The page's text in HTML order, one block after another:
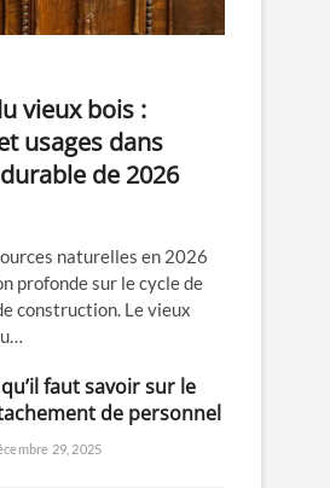
vieux bois :
usages dans
de 2026
naturelles en 2026
profonde sur le cycle de
construction. Le vieux
qu’il faut savoir sur le
de personnel
29, 2025